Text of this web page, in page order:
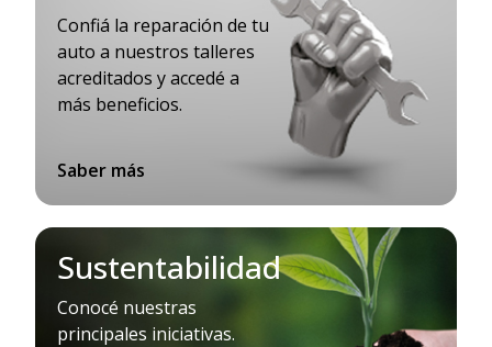
Confiá la reparación de tu
auto a nuestros talleres
acreditados y accedé a
más beneficios.
Saber más
Sustentabilidad
Conocé nuestras
principales iniciativas.